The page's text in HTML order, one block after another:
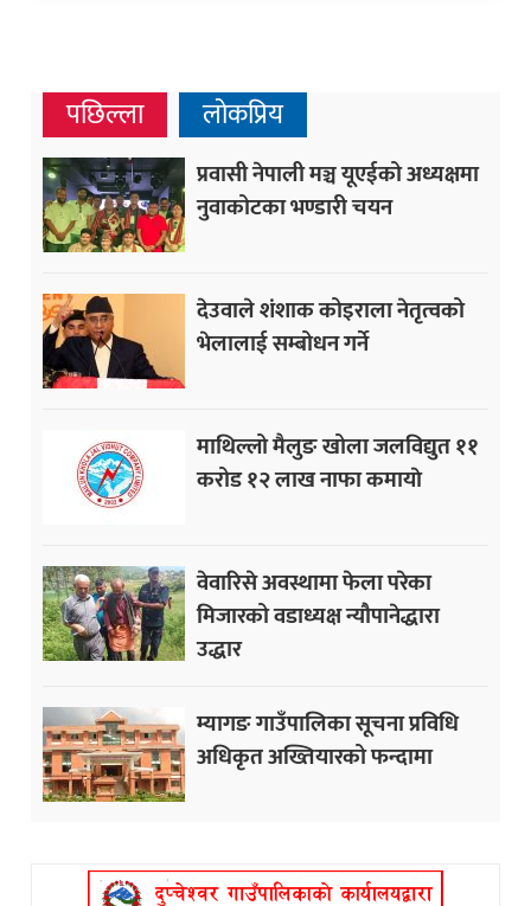
पछिल्ला लोकप्रिय
प्रवासी नेपाली मञ्च यूएईको अध्यक्षमा
नुवाकोटका भण्डारी चयन
देउवाले शंशाक कोइराला नेतृत्वको
भेलालाई सम्बोधन गर्ने
माथिल्लो मैलुङ खोला जलविद्युत ११
करोड १२ लाख नाफा कमायाे
वेवारिसे अवस्थामा फेला परेका
मिजारको वडाध्यक्ष न्यौपानेद्धारा
उद्धार
म्यागङ गाउँपालिका सूचना प्रविधि
अधिकृत अख्तियारको फन्दामा